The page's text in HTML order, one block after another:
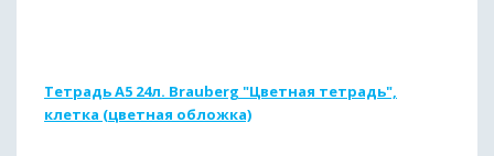
Тетрадь А5 24л. Brauberg "Цветная тетрадь",
клетка (цветная обложка)